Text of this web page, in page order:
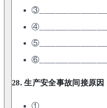
28. 生产安全事故间接原因